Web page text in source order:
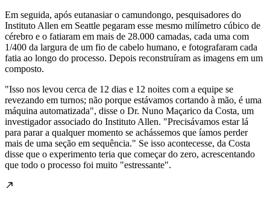
Em seguida, após eutanasiar o camundongo, pesquisadores do
Instituto Allen em Seattle pegaram esse mesmo milímetro cúbico de
cérebro e o fatiaram em mais de 28.000 camadas, cada uma com
1/400 da largura de um fio de cabelo humano, e fotografaram cada
fatia ao longo do processo. Depois reconstruíram as imagens em um
composto.
"Isso nos levou cerca de 12 dias e 12 noites com a equipe se
revezando em turnos; não porque estávamos cortando à mão, é uma
máquina automatizada", disse o Dr. Nuno Maçarico da Costa, um
investigador associado do Instituto Allen. "Precisávamos estar lá
para parar a qualquer momento se achássemos que íamos perder
mais de uma seção em sequência." Se isso acontecesse, da Costa
disse que o experimento teria que começar do zero, acrescentando
que todo o processo foi muito "estressante".